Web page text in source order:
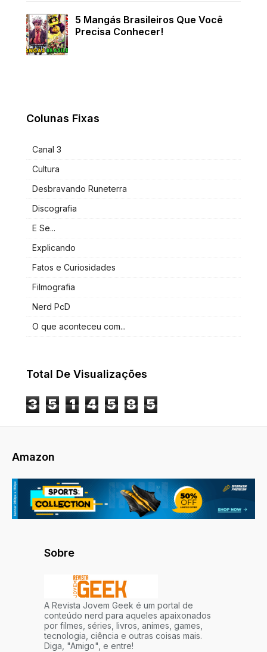
5 Mangás Brasileiros Que Você
Precisa Conhecer!
Colunas Fixas
Canal 3
Cultura
Desbravando Runeterra
Discografia
E Se...
Explicando
Fatos e Curiosidades
Filmografia
Nerd PcD
O que aconteceu com...
Total De Visualizações
3 5 1 4 5 8 5
Amazon
Sobre
A Revista Jovem Geek é um portal de
conteúdo nerd para aqueles apaixonados
por filmes, séries, livros, animes, games,
tecnologia, ciência e outras coisas mais.
Diga, "Amigo", e entre!